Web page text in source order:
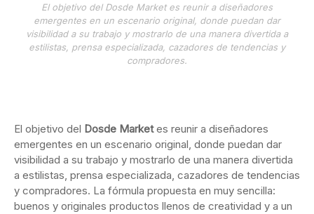
El objetivo del Dosde Market es reunir a diseñadores
emergentes en un escenario original, donde puedan dar
visibilidad a su trabajo y mostrarlo de una manera divertida a
estilistas, prensa especializada, cazadores de tendencias y
compradores.
El objetivo del Dosde Marketes reunir a diseñadores
emergentes en un escenario original, donde puedan dar
visibilidad a su trabajo y mostrarlo de una manera divertida
a estilistas, prensa especializada, cazadores de tendencias
y compradores. La fórmula propuesta en muy sencilla:
buenos y originales productos llenos de creatividad y a un